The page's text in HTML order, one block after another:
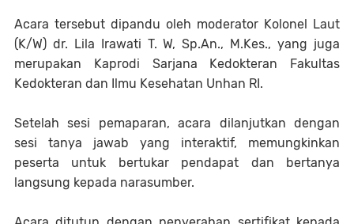
Acara tersebut dipandu oleh moderator Kolonel Laut
(K/W) dr. Lila Irawati T. W, Sp.An., M.Kes., yang juga
merupakan Kaprodi Sarjana Kedokteran Fakultas
Kedokteran dan Ilmu Kesehatan Unhan RI.
Setelah sesi pemaparan, acara dilanjutkan dengan
sesi tanya jawab yang interaktif, memungkinkan
peserta untuk bertukar pendapat dan bertanya
langsung kepada narasumber.